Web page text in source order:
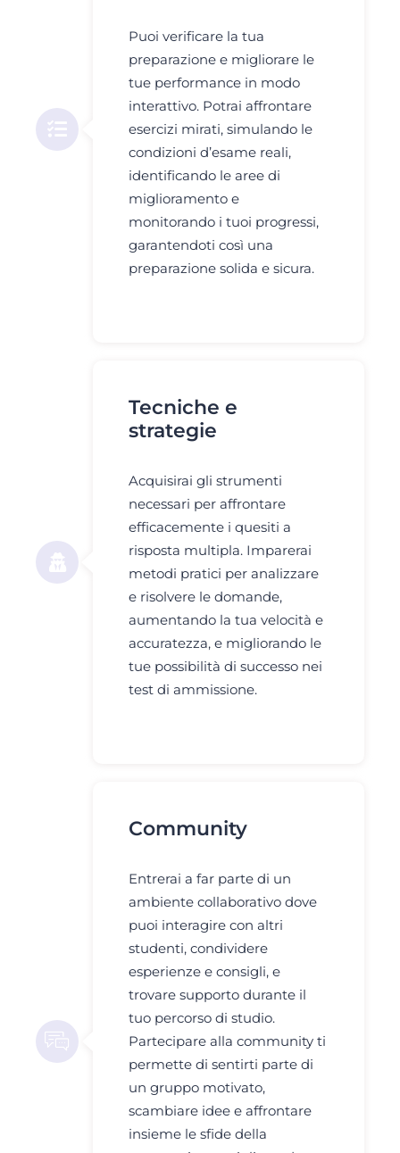
Puoi verificare la tua
preparazione e migliorare le
tue performance in modo
interattivo. Potrai affrontare
esercizi mirati, simulando le
condizioni d’esame reali,
identificando le aree di
miglioramento e
monitorando i tuoi progressi,
garantendoti così una
preparazione solida e sicura.
Tecniche e
strategie
Acquisirai gli strumenti
necessari per affrontare
efficacemente i quesiti a
risposta multipla. Imparerai
metodi pratici per analizzare
e risolvere le domande,
aumentando la tua velocità e
accuratezza, e migliorando le
tue possibilità di successo nei
test di ammissione.
Community
Entrerai a far parte di un
ambiente collaborativo dove
puoi interagire con altri
studenti, condividere
esperienze e consigli, e
trovare supporto durante il
tuo percorso di studio.
Partecipare alla community ti
permette di sentirti parte di
un gruppo motivato,
scambiare idee e affrontare
insieme le sfide della